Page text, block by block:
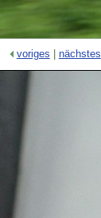
voriges nächstes